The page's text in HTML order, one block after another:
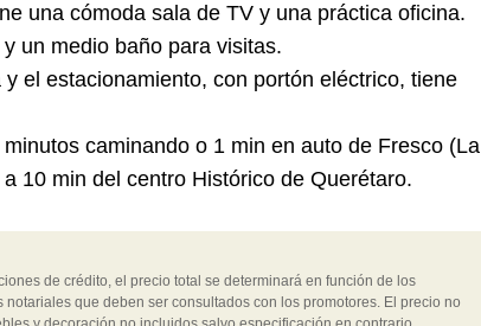
una cómoda sala de TV y una práctica oficina.
un medio baño para visitas.
el estacionamiento, con portón eléctrico, tiene
caminando o 1 min en auto de Fresco (La
10 min del centro Histórico de Querétaro.
de crédito, el precio total se determinará en función de los
que deben ser consultados con los promotores. El precio no